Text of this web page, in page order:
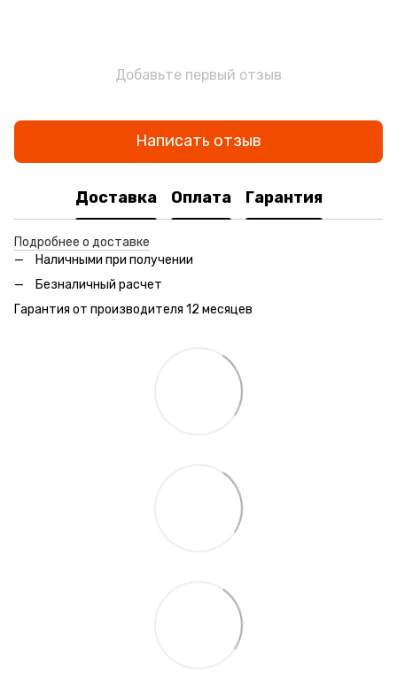
Добавьте первый отзыв
Написать отзыв
Доставка Оплата Гарантия
Подробнее о доставке
Наличными при получении
Безналичный расчет
Гарантия от производителя 12 месяцев